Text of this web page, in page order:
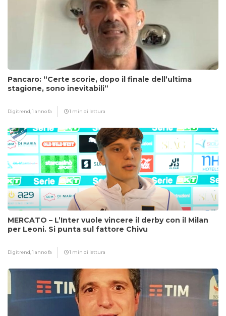
Pancaro: “Certe scorie, dopo il finale dell’ultima
stagione, sono inevitabili”
Digitrend,1 anno fa 1 min di lettura
MERCATO – L’Inter vuole vincere il derby con il Milan
per Leoni. Si punta sul fattore Chivu
Digitrend,1 anno fa 1 min di lettura